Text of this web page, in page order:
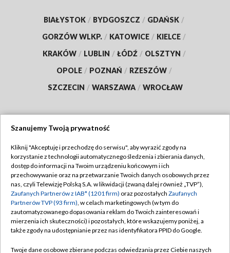
BIAŁYSTOK / BYDGOSZCZ / GDAŃSK /
GORZÓW WLKP. / KATOWICE / KIELCE /
KRAKÓW / LUBLIN / ŁÓDŹ / OLSZTYN /
OPOLE / POZNAŃ / RZESZÓW /
SZCZECIN / WARSZAWA / WROCŁAW
TVP
Abonament TVP
Emisja w TVP
Centrum informacji TVP
Naziemna Telewizja Cyfrowa
Regulamin TVP
Polityka prywatności
Moje zgody
Pomoc
Szanujemy Twoją prywatność
Kliknij "Akceptuję i przechodzę do serwisu", aby wyrazić zgody na
korzystanie z technologii automatycznego śledzenia i zbierania danych,
dostęp do informacji na Twoim urządzeniu końcowym i ich
przechowywanie oraz na przetwarzanie Twoich danych osobowych przez
nas, czyli Telewizję Polską S.A. w likwidacji (zwaną dalej również „TVP”),
Zaufanych Partnerów z IAB* (1201 firm) oraz pozostałych Zaufanych
Partnerów TVP (93 firm), w celach marketingowych (w tym do
zautomatyzowanego dopasowania reklam do Twoich zainteresowań i
mierzenia ich skuteczności) i pozostałych, które wskazujemy poniżej, a
także zgody na udostępnianie przez nas identyfikatora PPID do Google.
Twoje dane osobowe zbierane podczas odwiedzania przez Ciebie naszych